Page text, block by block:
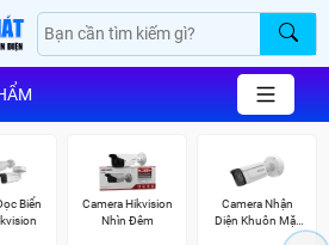
Biển
Camera Hikvision
Nhìn Đêm
Camera Nhận
Diện Khuôn Mặt